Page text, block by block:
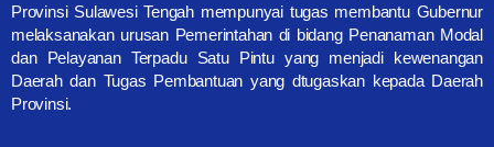
Provinsi Sulawesi Tengah mempunyai tugas membantu Gubernur
melaksanakan urusan Pemerintahan di bidang Penanaman Modal
dan Pelayanan Terpadu Satu Pintu yang menjadi kewenangan
Daerah dan Tugas Pembantuan yang dtugaskan kepada Daerah
Provinsi.